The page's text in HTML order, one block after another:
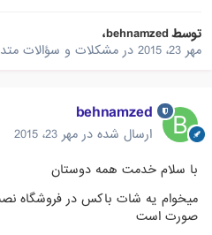
توسطbehnamzed،
مهر 23، 2015
در مشکلات و سؤالات
behnamzed
ارسال شده در مهر 23، 2015
با سلام خدمت همه دوستان
میخوام یه شات باکس در فروشگاه
صورت است